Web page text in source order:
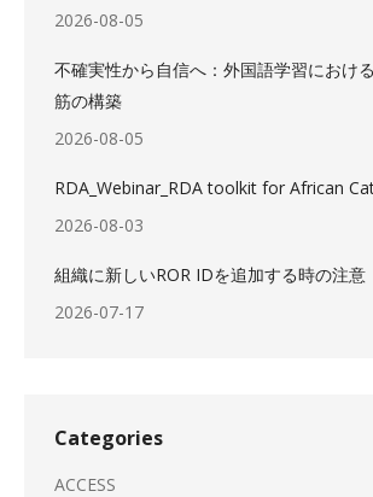
2026-08-05
不確実性から自信へ：外国語学習におけ
筋の構築
2026-08-05
RDA_Webinar_RDA toolkit for African
2026-08-03
組織に新しいROR IDを追加する時の注意
2026-07-17
Categories
ACCESS